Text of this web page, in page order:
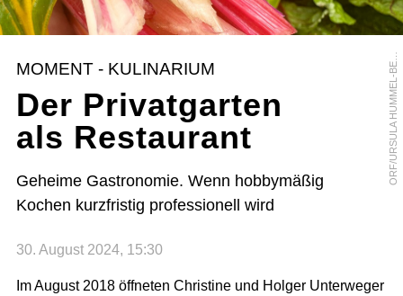
O
R
F
/
U
R
S
U
L
A
H
U
M
M
E
L
-
B
E
R
G
E
R
MOMENT - KULINARIUM
Der Privatgarten
als Restaurant
Geheime Gastronomie. Wenn hobbymäßig
Kochen kurzfristig professionell wird
30. August 2024, 15:30
Im August 2018 öffneten Christine und Holger Unterweger